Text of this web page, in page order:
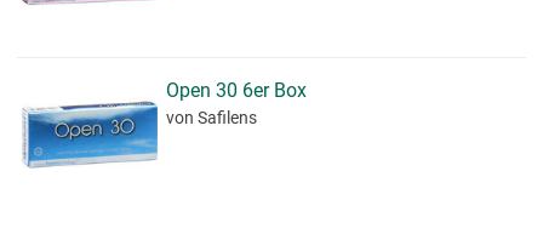
Open 30 6er Box
von Safilens